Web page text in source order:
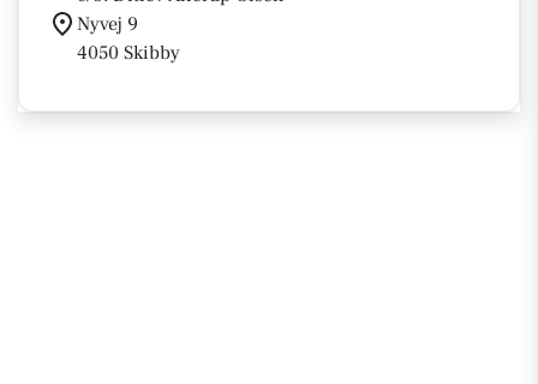
Nyvej 9
4050 Skibby